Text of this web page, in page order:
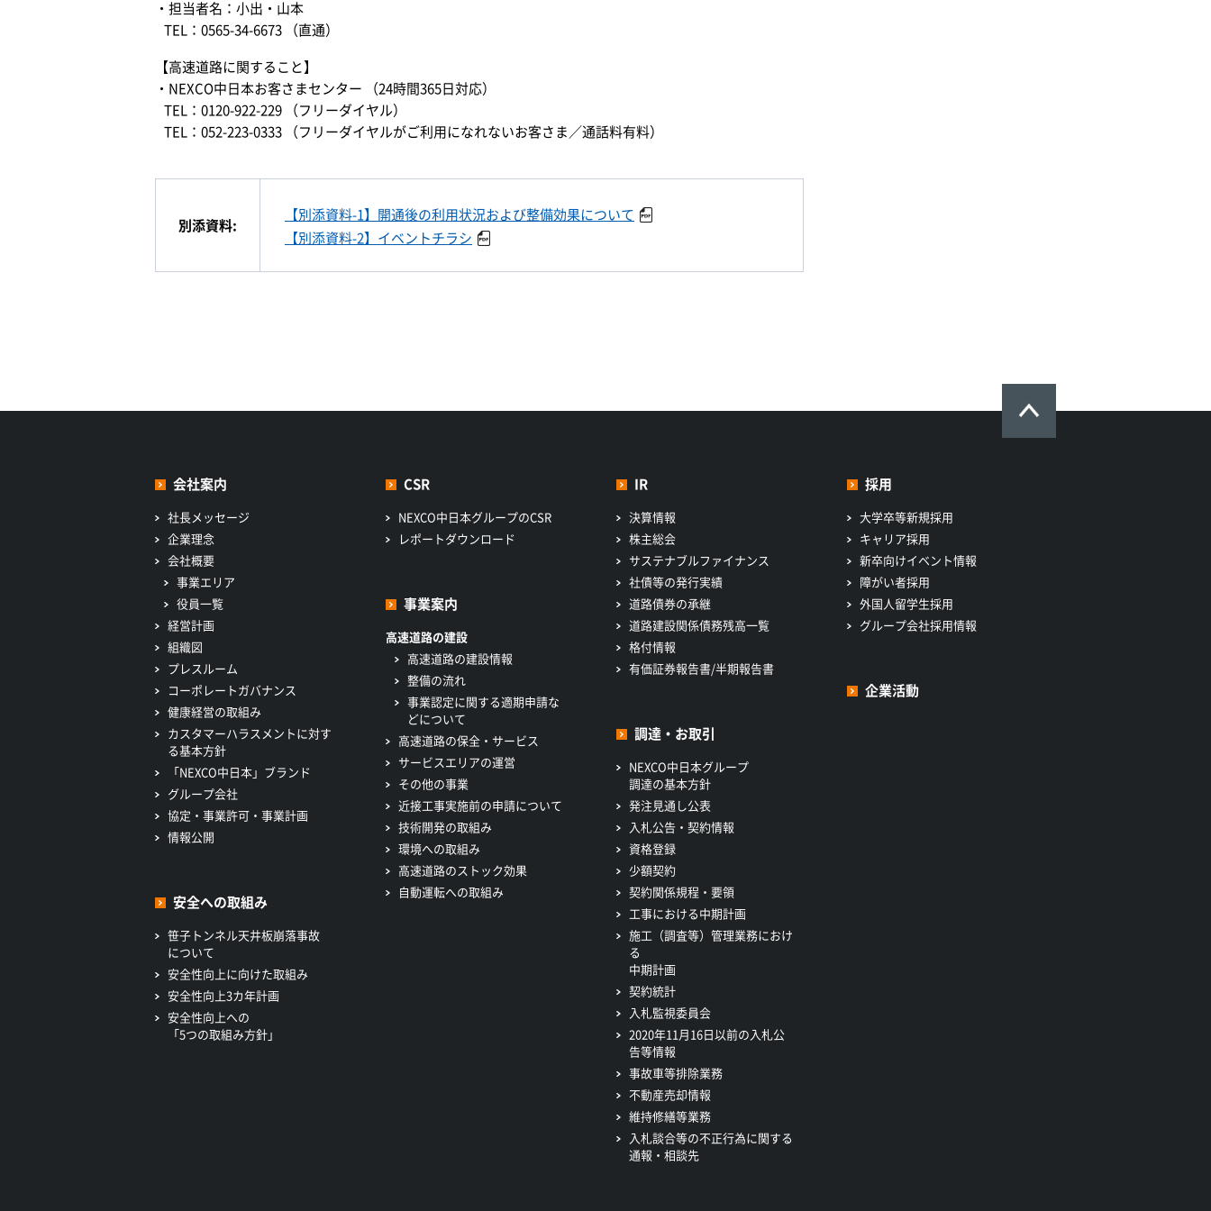
・担当者名：小出・山本
TEL：0565-34-6673 （直通）
【高速道路に関すること】
・NEXCO中日本お客さまセンター （24時間365日対応）
TEL：0120-922-229 （フリーダイヤル）
TEL：052-223-0333 （フリーダイヤルがご利用になれないお客さま／通話料有料）
別添資料:
【別添資料-1】開通後の利用状況および整備効果について
【別添資料-2】イベントチラシ
会社案内
社長メッセージ
企業理念
会社概要
事業エリア
役員一覧
経営計画
組織図
プレスルーム
コーポレートガバナンス
健康経営の取組み
カスタマーハラスメントに対す
る基本方針
「NEXCO中日本」ブランド
グループ会社
協定・事業許可・事業計画
情報公開
安全への取組み
笹子トンネル天井板崩落事故
について
安全性向上に向けた取組み
安全性向上3カ年計画
安全性向上への
「5つの取組み方針」
CSR
NEXCO中日本グループのCSR
レポートダウンロード
事業案内
高速道路の建設
高速道路の建設情報
整備の流れ
事業認定に関する適期申請な
どについて
高速道路の保全・サービス
サービスエリアの運営
その他の事業
近接工事実施前の申請について
技術開発の取組み
環境への取組み
高速道路のストック効果
自動運転への取組み
IR
決算情報
株主総会
サステナブルファイナンス
社債等の発行実績
道路債券の承継
道路建設関係債務残高一覧
格付情報
有価証券報告書/半期報告書
調達・お取引
NEXCO中日本グループ
調達の基本方針
発注見通し公表
入札公告・契約情報
資格登録
少額契約
契約関係規程・要領
工事における中期計画
施工（調査等）管理業務におけ
る
中期計画
契約統計
入札監視委員会
2020年11月16日以前の入札公
告等情報
事故車等排除業務
不動産売却情報
維持修繕等業務
入札談合等の不正行為に関する
通報・相談先
採用
大学卒等新規採用
キャリア採用
新卒向けイベント情報
障がい者採用
外国人留学生採用
グループ会社採用情報
企業活動